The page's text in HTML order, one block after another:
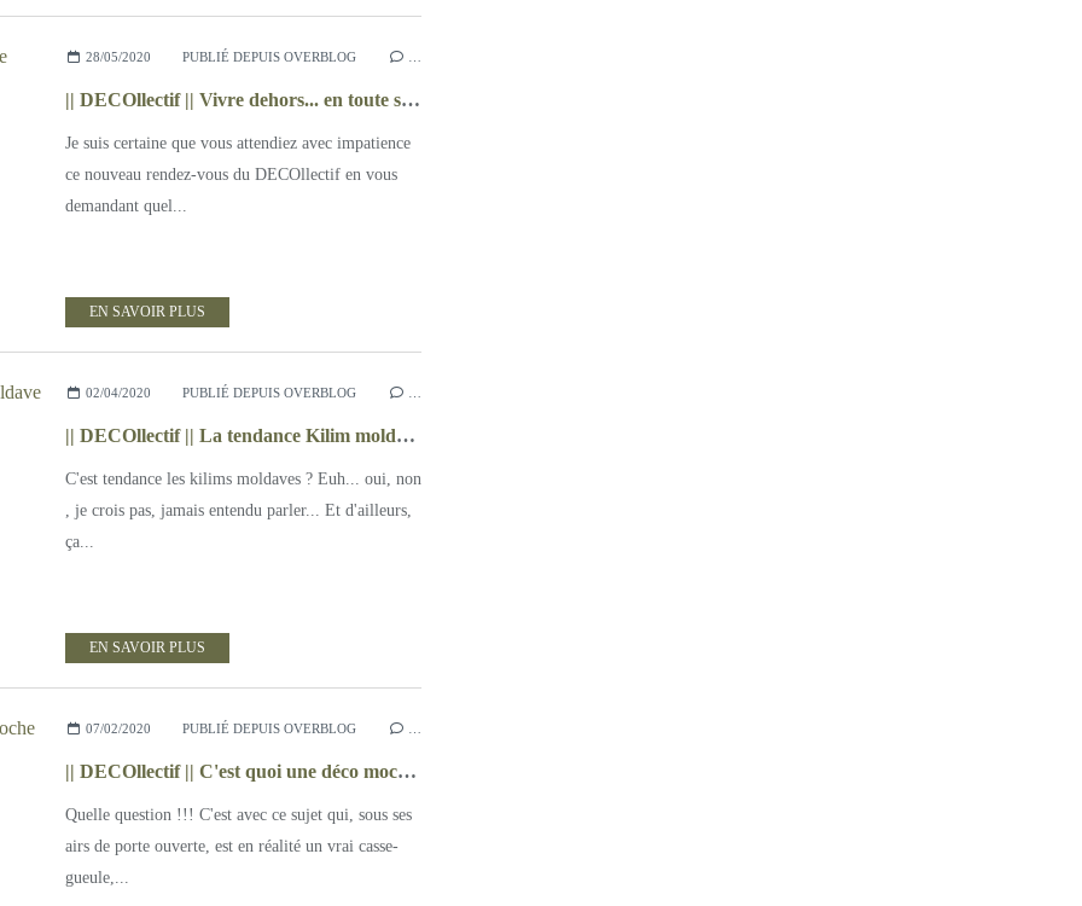
28/05/2020 PUBLIÉ DEPUIS OVERBLOG
|| DECOllectif || Vivre dehors... en toute saison
Je suis certaine que vous attendiez avec impatience
ce nouveau rendez-vous du DECOllectif en vous
demandant quel...
EN SAVOIR PLUS
02/04/2020 PUBLIÉ DEPUIS OVERBLOG
|| DECOllectif || La tendance Kilim moldave
C'est tendance les kilims moldaves ? Euh... oui, non
, je crois pas, jamais entendu parler... Et d'ailleurs,
ça...
EN SAVOIR PLUS
07/02/2020 PUBLIÉ DEPUIS OVERBLOG
|| DECOllectif || C'est quoi une déco moche ?
Quelle question !!! C'est avec ce sujet qui, sous ses
airs de porte ouverte, est en réalité un vrai casse-
gueule,...